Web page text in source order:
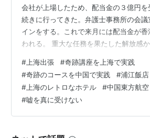
会社が上場したため、配当金の３億円
続きに行ってきた。弁護士事務所の会
インをする。これで来月には配当金が
われる。 重大な任務を果たした解放感
たのだが、ホテルへ戻って準備をするう
とやあんなことを体験して、だから何？
ひとつゲットしました、はいそれで？」
ラケた思いに駆られ、うだうだしている
てしまった。結局、近くの東北料理店
# 上海出張 #奇跡講座を上海で実践
#奇跡のコースを中国で実践 #浦江飯店
# 上海のレトロなホテル #中国東方航空
#嘘を真に受けない